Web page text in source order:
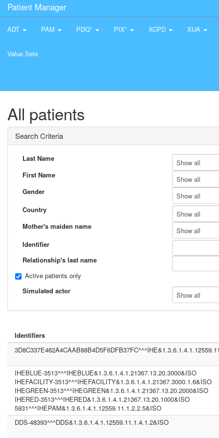
Patient Manager
ADT PAM PDQ* PIX* XCPD XUA
Value Sets
All patients
Search Criteria
Last Name
Show all
First Name
Show all
Gender
Show all
Country
Show all
Mother's maiden name
Show all
Identifier
Relationship's last name
Active patients only
Simulated actor
Show all
Identifiers
IHEBLUE-3513^^^IHEBLUE&1.3.6.1.4.1.21367.13.20.3000&ISO
IHEFACILITY-3513^^^IHEFACILITY&1.3.6.1.4.1.21367.3000.1.6&ISO
IHEGREEN-3513^^^IHEGREEN&1.3.6.1.4.1.21367.13.20.2000&ISO
IHERED-3513^^^IHERED&1.3.6.1.4.1.21367.13.20.1000&ISO
5931^^^IHEPAM&1.3.6.1.4.1.12559.11.1.2.2.5&ISO
DDS-48393^^^DDS&1.3.6.1.4.1.12559.11.1.4.1.2&ISO